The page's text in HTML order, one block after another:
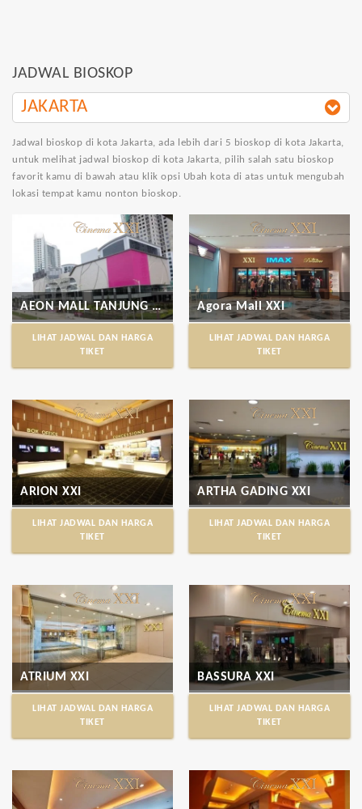
JADWAL BIOSKOP
JAKARTA
Jadwal bioskop di kota Jakarta, ada lebih dari 5 bioskop di kota Jakarta,
untuk melihat jadwal bioskop di kota Jakarta, pilih salah satu bioskop
favorit kamu di bawah atau klik opsi Ubah kota di atas untuk mengubah
lokasi tempat kamu nonton bioskop.
AEON MALL TANJUNG BARAT XXI
LIHAT JADWAL DAN HARGA
TIKET
Agora Mall XXI
LIHAT JADWAL DAN HARGA
TIKET
ARION XXI
LIHAT JADWAL DAN HARGA
TIKET
ARTHA GADING XXI
LIHAT JADWAL DAN HARGA
TIKET
ATRIUM XXI
LIHAT JADWAL DAN HARGA
TIKET
BASSURA XXI
LIHAT JADWAL DAN HARGA
TIKET